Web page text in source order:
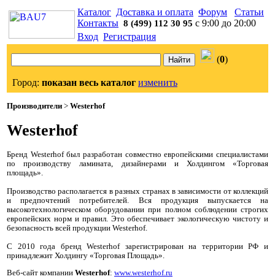
Каталог Доставка и оплата Форум
Статьи
Контакты 8 (499) 112 30 95 с 9:00 до 20:00
Вход Регистрация
(0)
Город: показан весь каталог изменить
Производители > Westerhof
Westerhof
Бренд Westerhof был разработан совместно европейскими специалистами
по производству ламината, дизайнерами и Холдингом «Торговая
площадь».
Производство располагается в разных странах в зависимости от коллекций
и предпочтений потребителей. Вся продукция выпускается на
высокотехнологическом оборудовании при полном соблюдении строгих
европейских норм и правил. Это обеспечивает экологическую чистоту и
безопасность всей продукции Westerhof.
С 2010 года бренд Westerhof зарегистрирован на территории РФ и
принадлежит Холдингу «Торговая Площадь».
Веб-сайт компании Westerhof: www.westerhof.ru